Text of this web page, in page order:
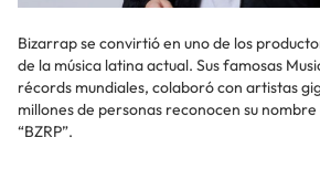
Bizarrap se convirtió en uno de los
de la música latina actual. Sus famosas
récords mundiales, colaboró con artistas
millones de personas reconocen su
“BZRP”.